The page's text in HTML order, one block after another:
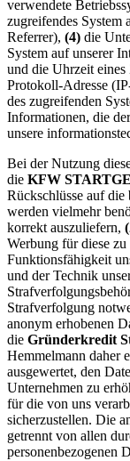
verwendete
zugreifendes System
Referrer), (4) die
System auf unserer
und die Uhrzeit
Protokoll-Adresse
des zugreifenden
Informationen, die
unsere
Bei der Nutzung
die KFW
Rückschlüsse auf
werden vielmehr
korrekt auszuliefern,
Werbung für diese
Funktionsfähigkeit
und der Technik
Strafverfolgung
anonym erhobenen
die Gründerkredit
Hemmelmann daher
ausgewertet, den
Unternehmen zu
für die von uns
sicherzustellen. Die
getrennt von allen
personenbezogenen